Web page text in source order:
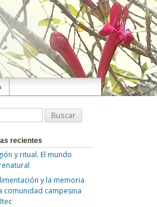
recientes
y ritual. El mundo
y la memoria
comunidad campesina